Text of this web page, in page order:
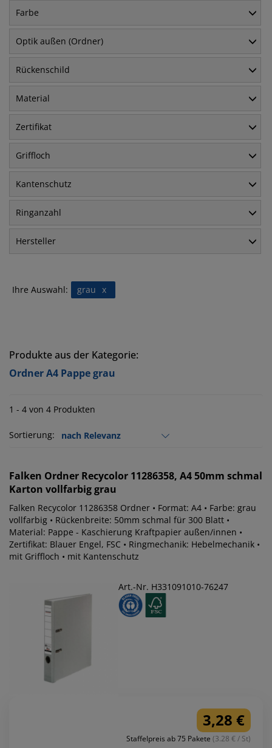
Farbe
Optik außen (Ordner)
Rückenschild
Material
Zertifikat
Griffloch
Kantenschutz
Ringanzahl
Hersteller
Ihre Auswahl: x
grau
Produkte aus der Kategorie:
Ordner A4 Pappe grau
1 - 4 von 4 Produkten
Sortierung:
Falken Ordner Recycolor 11286358, A4 50mm schmal
Karton vollfarbig grau
Falken Recycolor 11286358 Ordner • Format: A4 • Farbe: grau
vollfarbig • Rückenbreite: 50mm schmal für 300 Blatt •
Material: Pappe - Kaschierung Kraftpapier außen/innen •
Zertifikat: Blauer Engel, FSC • Ringmechanik: Hebelmechanik •
mit Griffloch • mit Kantenschutz
Art.-Nr. H331091010-76247
3,28 €
Staffelpreis ab 75 Pakete (3.28 € / St)